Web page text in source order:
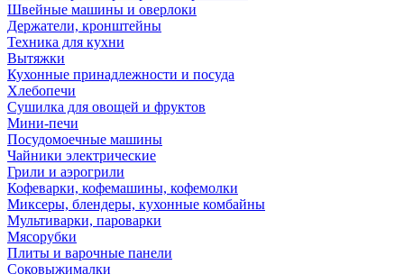
Швейные машины и оверлоки
Держатели, кронштейны
Техника для кухни
Вытяжки
Кухонные принадлежности и посуда
Хлебопечи
Сушилка для овощей и фруктов
Мини-печи
Посудомоечные машины
Чайники электрические
Грили и аэрогрили
Кофеварки, кофемашины, кофемолки
Миксеры, блендеры, кухонные комбайны
Мультиварки, пароварки
Мясорубки
Плиты и варочные панели
Соковыжималки